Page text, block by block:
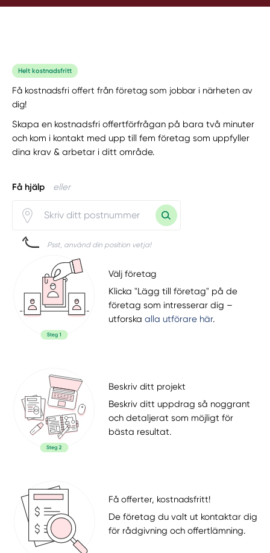
Helt kostnadsfritt
Få kostnadsfri offert från företag som jobbar i närheten av
dig!
Skapa en kostnadsfri offertförfrågan på bara två minuter
och kom i kontakt med upp till fem företag som uppfyller
dina krav & arbetar i ditt område.
Få hjälp eller
Psst, använd din position vetja!
Välj företag
Klicka "Lägg till företag" på de
företag som intresserar dig –
utforskaalla utförare här.
Beskriv ditt projekt
Beskriv ditt uppdrag så noggrant
och detaljerat som möjligt för
bästa resultat.
Få offerter, kostnadsfritt!
De företag du valt ut kontaktar dig
för rådgivning och offertlämning.